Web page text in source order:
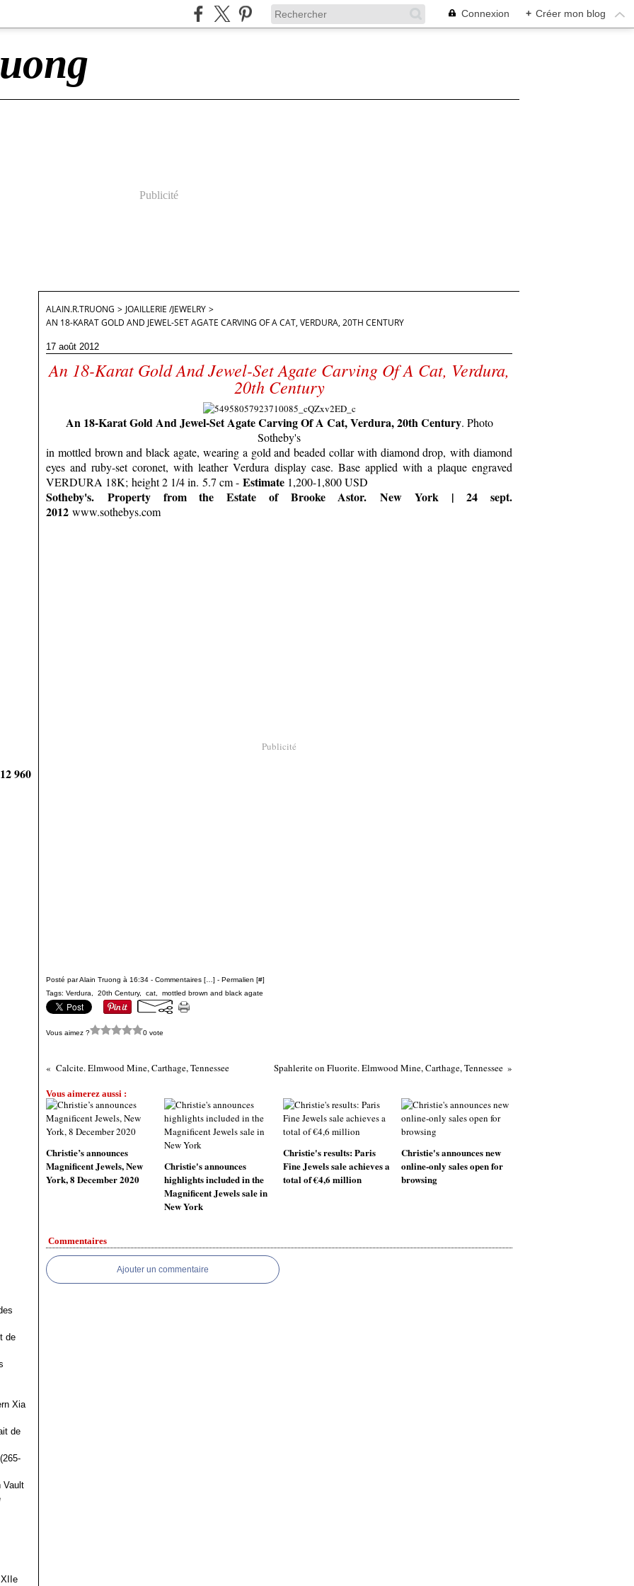
Connexion + Créer mon blog
Publicité
960
de
Xia
de
Vault
ALAIN.R.TRUONG > JOAILLERIE /JEWELRY >
AN 18-KARAT GOLD AND JEWEL-SET AGATE CARVING OF A CAT, VERDURA, 20TH CENTURY
17 août 2012
An 18-Karat Gold And Jewel-Set Agate Carving Of A Cat, Verdura,
20th Century
An 18-Karat Gold And Jewel-Set Agate Carving Of A Cat, Verdura, 20th Century. Photo
Sotheby's
in mottled brown and black agate, wearing a gold and beaded collar with diamond drop, with diamond
eyes and ruby-set coronet, with leather Verdura display case. Base applied with a plaque engraved
VERDURA 18K; height 2 1/4 in. 5.7 cm - Estimate 1,200-1,800 USD
Sotheby's. Property from the Estate of Brooke Astor. New York | 24 sept.
2012 www.sothebys.com
Publicité
Posté par Alain Truong à 16:34 - Commentaires [ ] - Permalien [#]
Tags: Verdura 20th Century, cat mottled brown and black agate
Vous aimez ? 0 vote
Calcite. Elmwood Mine, Carthage, Tennessee Spahlerite on Fluorite. Elmwood Mine, Carthage, Tennessee
Vous aimerez aussi :
Christie’s announces
Magnificent Jewels, New
York, 8 December 2020
Christie's announces
highlights included in the
Magnificent Jewels sale in
New York
Christie's results: Paris
Fine Jewels sale achieves a
total of €4,6 million
Christie's announces new
online-only sales open for
browsing
Commentaires
Ajouter un commentaire